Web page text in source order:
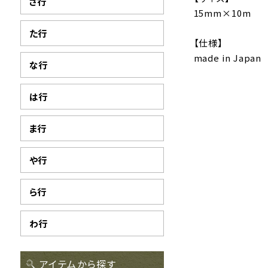
た行
な行
は行
ま行
や行
ら行
わ行
アイテムから探す
15mm×10m
【仕様】
made in Japan